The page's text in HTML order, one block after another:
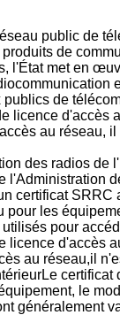
public de
de
l'État met en
de
licence d'accès
au réseau,
des radios de
certificat SRRC
les
pour
d'accès
au réseau,il
le
généralement